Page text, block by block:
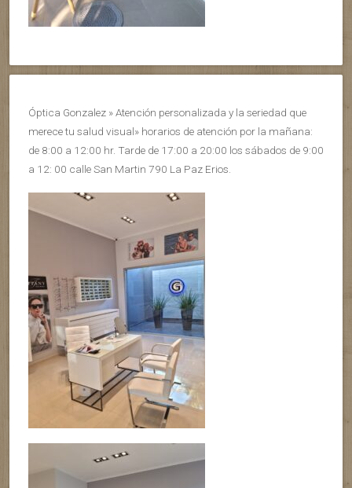
Óptica Gonzalez » Atención personalizada y la seriedad que
merece tu salud visual» horarios de atención por la mañana:
de 8:00 a 12:00 hr. Tarde de 17:00 a 20:00 los sábados de 9:00
a 12: 00 calle San Martin 790 La Paz Erios.